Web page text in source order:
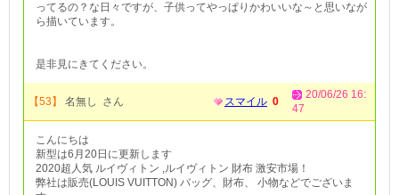
ってるの？な日々ですが、子供ってやっぱりかわいいな～と思いなが
ら描いています。
是非見にきてください。
【53】 名無し さん スマイル 0
20/06/26 16:
47
こんにちは
新型は6月20日に更新します
2020超人気 ルイヴィトン ,ルイヴィトン 財布 激安市場！
弊社は販売(LOUIS VUITTON) バッグ、財布、 小物などでございま